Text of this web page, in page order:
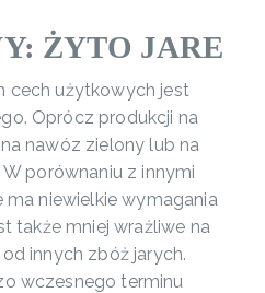
ŻYTO JARE
cech użytkowych jest
Oprócz produkcji na
nawóz zielony lub na
porównaniu z innymi
niewielkie wymagania
także mniej wrażliwe na
innych zbóż jarych.
wczesnego terminu